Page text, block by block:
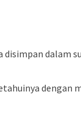
dalam
dengan